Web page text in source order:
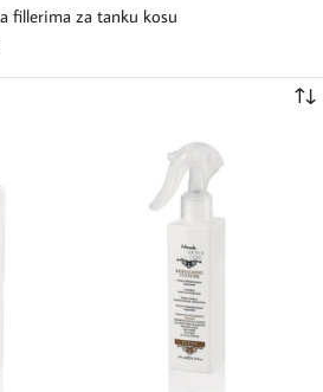
fillerima za tanku kosu